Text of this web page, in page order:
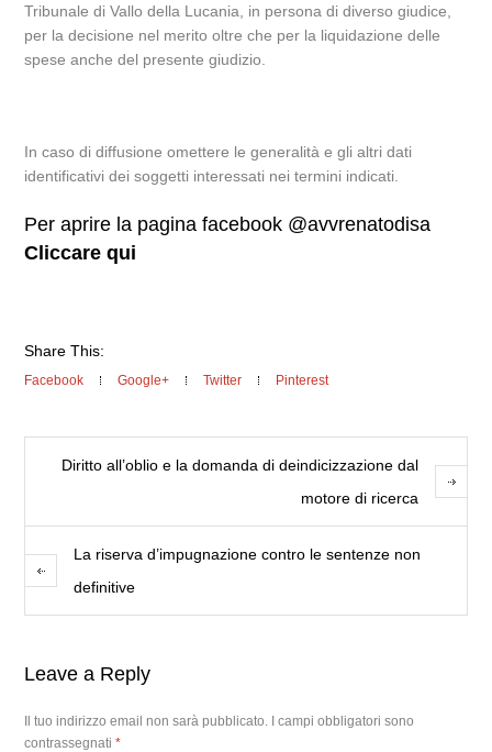
Tribunale di Vallo della Lucania, in persona di diverso giudice,
per la decisione nel merito oltre che per la liquidazione delle
spese anche del presente giudizio.
In caso di diffusione omettere le generalità e gli altri dati
identificativi dei soggetti interessati nei termini indicati.
Per aprire la pagina facebook @avvrenatodisa
Cliccare qui
Share This:
Facebook Google+ Twitter Pinterest
Diritto all’oblio e la domanda di deindicizzazione dal
motore di ricerca
La riserva d’impugnazione contro le sentenze non
definitive
Leave a Reply
Il tuo indirizzo email non sarà pubblicato.
I campi obbligatori sono
contrassegnati*